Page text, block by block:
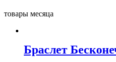
товары месяца
Браслет